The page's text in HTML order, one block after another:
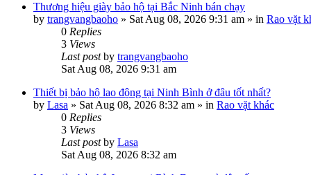
Thương hiệu giày bảo hộ tại Bắc Ninh bán chạy
by trangvangbaoho » Sat Aug 08, 2026 9:31 am » in Rao vặt
0 Replies
3 Views
Last postby trangvangbaoho
Sat Aug 08, 2026 9:31 am
Thiết bị bảo hộ lao động tại Ninh Bình ở đâu tốt nhất?
by Lasa » Sat Aug 08, 2026 8:32 am » in Rao vặt khác
0 Replies
3 Views
Last postby Lasa
Sat Aug 08, 2026 8:32 am